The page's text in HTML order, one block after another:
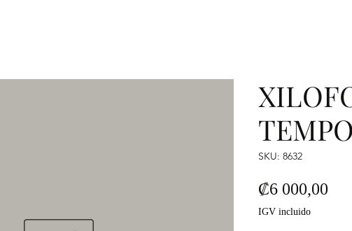
TEMPO
SKU: 8632
₡6 000,00
IGV incluido